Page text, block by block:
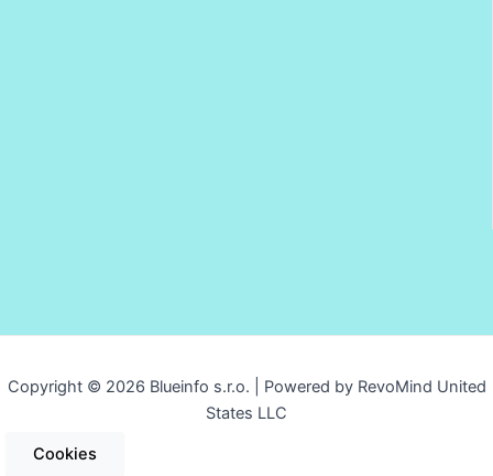
Copyright © 2026 Blueinfo s.r.o. | Powered by RevoMind United
States LLC
Cookies